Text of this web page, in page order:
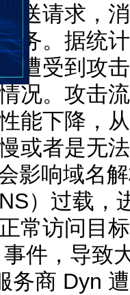
送请求，
务。据统
遭受到攻
况。攻击
能下降，
或者是无
影响域名
）过载，
常访问目
件，导致
务商 Dyn